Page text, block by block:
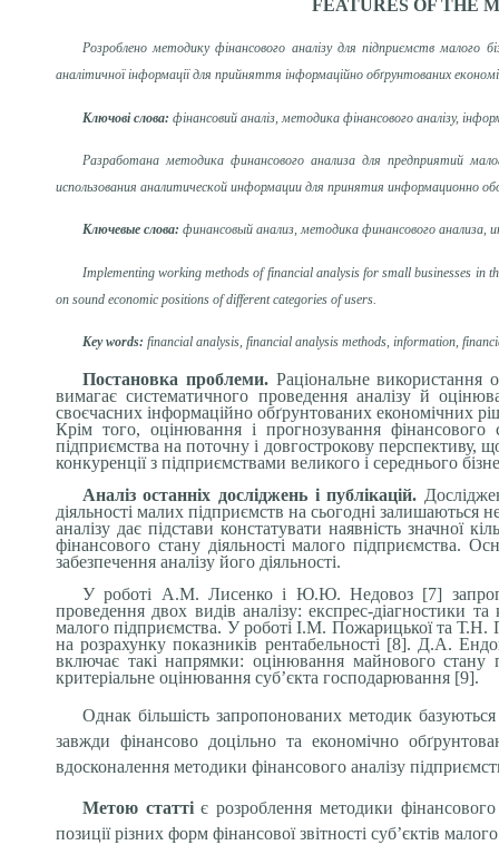
FEATURES OF THE
Розроблено методику фінансового аналізу для підприємств малого
аналітичної інформації для прийняття інформаційно обґрунтованих
Ключові слова: фінансовий аналіз, методика фінансового аналізу,
Разработана методика финансового анализа для предприятий
использования аналитической информации для принятия информационно
Ключевые слова: финансовый анализ, методика финансового анализа,
Implementing working methods of financial analysis for small businesses in
on sound economic positions of different categories of users.
Key words: financial analysis, financial analysis methods, information,
Постановка проблеми.Раціональне використання
вимагає систематичного проведення аналізу й
своєчасних інформаційно обґрунтованих економічних
Крім того, оцінювання і прогнозування
підприємства на поточну і довгострокову перспективу,
конкуренції з підприємствами великого і середнього
Аналіз останніх досліджень і публікацій.
діяльності малих підприємств на сьогодні залишаються
аналізу дає підстави констатувати наявність значної
фінансового стану діяльності малого підприємства.
забезпечення аналізу його діяльності.
У роботі А.М. Лисенко і Ю.Ю. Недовоз [7]
проведення двох видів аналізу: експрес-діагностики
малого підприємства. У роботі І.М. Пожарицької та Т.Н.
на розрахунку показників рентабельності [8]. Д.А.
включає такі напрямки: оцінювання майнового стану
критеріальне оцінювання суб’єкта господарювання [9].
Однак більшість запропонованих методик
завжди фінансово доцільно та економічно
вдосконалення методики фінансового аналізу
Метою статтіє розроблення методики фінансового
позиції різних форм фінансової звітності суб’єктів